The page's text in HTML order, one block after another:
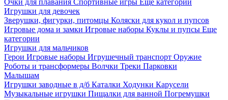
Очки для плавания Спортивные игры Еще категории
Игрушки для девочек
Зверушки, фигурки, питомцы Коляски для кукол и пупсов
Игровые дома и замки Игровые наборы Куклы и пупсы Еще
категории
Игрушки для мальчиков
Герои Игровые наборы Игрушечный транспорт Оружие
Роботы и трансформеры Волчки Треки Парковки
Малышам
Игрушки заводные в д/б Каталки Ходунки Карусели
Музыкальные игрушки Пищалки для ванной Погремушки